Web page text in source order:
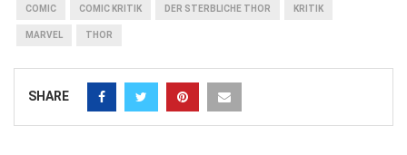
COMIC COMIC KRITIK DER STERBLICHE THOR KRITIK
MARVEL THOR
SHARE